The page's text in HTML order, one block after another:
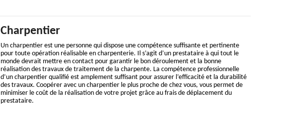
Charpentier
Un charpentier est une personne qui dispose une compétence suffisante et pertinente
pour toute opération réalisable en charpenterie. Il s’agit d’un prestataire à qui tout le
monde devrait mettre en contact pour garantir le bon déroulement et la bonne
réalisation des travaux de traitement de la charpente. La compétence professionnelle
d’un charpentier qualifié est amplement suffisant pour assurer l’efficacité et la durabilité
des travaux. Coopérer avec un charpentier le plus proche de chez vous, vous permet de
minimiser le coût de la réalisation de votre projet grâce au frais de déplacement du
prestataire.